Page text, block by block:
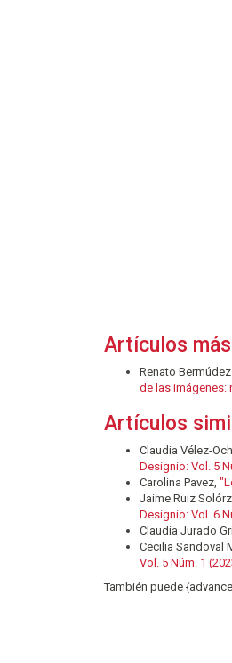
Artículos
Renato
de las imágenes:
Artículos
Claudia Vélez-
Designio: Vol. 5
Carolina Pavez,
Jaime Ruiz
Designio: Vol. 6
Claudia Jurado
Cecilia Sandoval
Vol. 5 Núm. 1
También puede